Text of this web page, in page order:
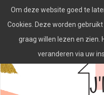
naar
inhoud
Om deze website goed te
Cookies. Deze worden
graag willen lezen en zien.
veranderen via uw